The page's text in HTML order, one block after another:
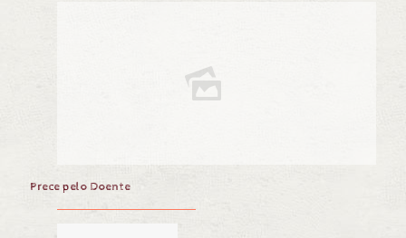
Prece pelo Doente